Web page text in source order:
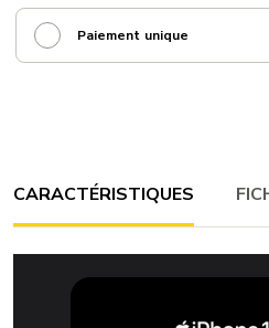
Paiement unique
CARACTÉRISTIQUES